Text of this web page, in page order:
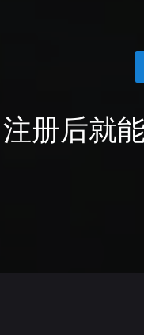
注册后就